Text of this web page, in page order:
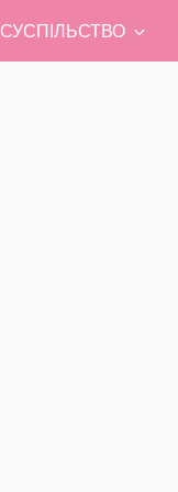
СУСПІЛЬСТВО